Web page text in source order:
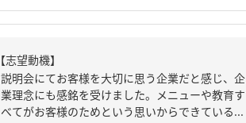
【志望動機】
説明会にてお客様を大切に思う企業だと感じ、企
業理念にも感銘を受けました。メニューや教育す
べてがお客様のためという思いからできている...